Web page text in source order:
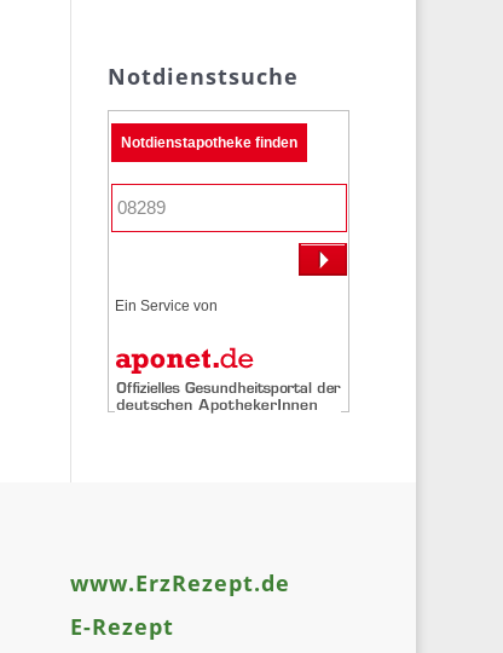
Notdienstsuche
Notdienstapotheke finden
Ein Service von
www.ErzRezept.de
E-Rezept